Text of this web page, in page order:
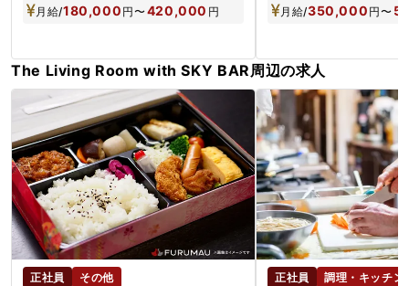
月給/180,000 円〜420,000 円 月給/350,000 円〜
The Living Room with SKY BAR周辺の求人
正社員
その他
正社員
調理・キッチン